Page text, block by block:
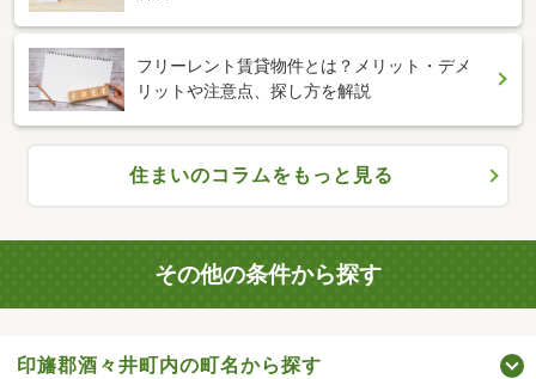
フリーレント賃貸物件とは？メリット・デメ
リットや注意点、探し方を解説
住まいのコラムをもっと見る
その他の条件から探す
印旛郡酒々井町内の町名から探す